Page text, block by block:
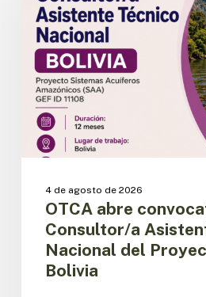
para
Consultor/a
Asistente
Técnico
Nacional
del
Proyecto
SAA
4 de agosto de 2026
OTCA abre
Consultor/a
Nacional del
Bolivia